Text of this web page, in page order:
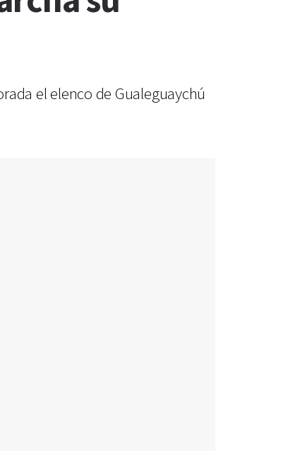
el elenco de Gualeguaychú